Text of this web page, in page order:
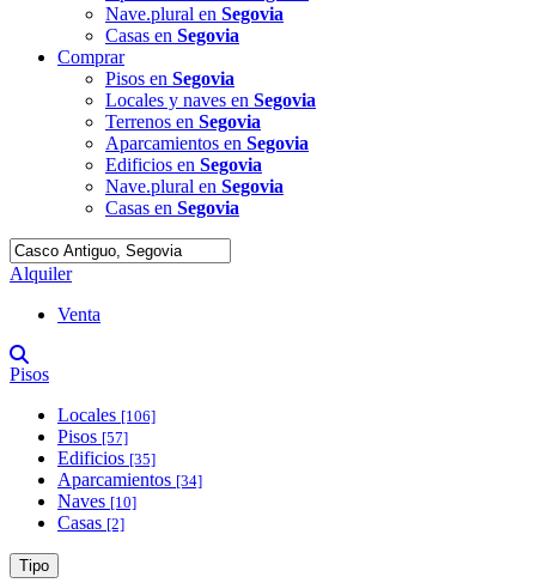
Nave.plural en Segovia
Casas en Segovia
Comprar
Pisos en Segovia
Locales y naves en Segovia
Terrenos en Segovia
Aparcamientos en Segovia
Edificios en Segovia
Nave.plural en Segovia
Casas en Segovia
Alquiler
Venta
Pisos
Locales [106]
Pisos [57]
Edificios [35]
Aparcamientos [34]
Naves [10]
Casas [2]
Tipo